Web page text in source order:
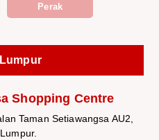
Perak
Shopping Centre
Taman Setiawangsa AU2,